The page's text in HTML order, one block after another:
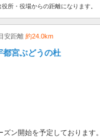
所・役場からの距離になります。
安距離 約24.0km
都宮ぶどうの杜
ン開始を予定しております